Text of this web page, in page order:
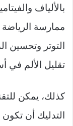
بالألياف
ممارسة
التوتر وتحسين
تقليل الألم في
كذلك، يمكن
التدليك أن